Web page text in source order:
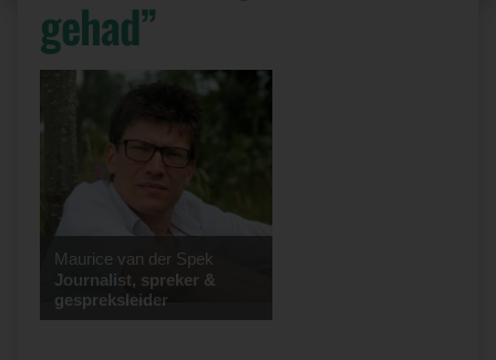
gehad”
Maurice van der Spek
Journalist, spreker &
gespreksleider